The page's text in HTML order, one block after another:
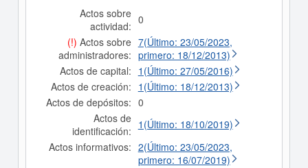
Actos sobre
actividad: 0
(!) Actos sobre
administradores:
7(Último: 23/05/2023,
primero: 18/12/2013)
Actos de capital: 1(Último: 27/05/2016)
Actos de creación: 1(Último: 18/12/2013)
Actos de depósitos: 0
Actos de
identificación: 1(Último: 18/10/2019)
Actos informativos: 2(Último: 23/05/2023,
primero: 16/07/2019)